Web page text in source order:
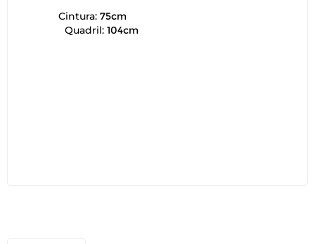
Cintura: 75cm
Quadril: 104cm